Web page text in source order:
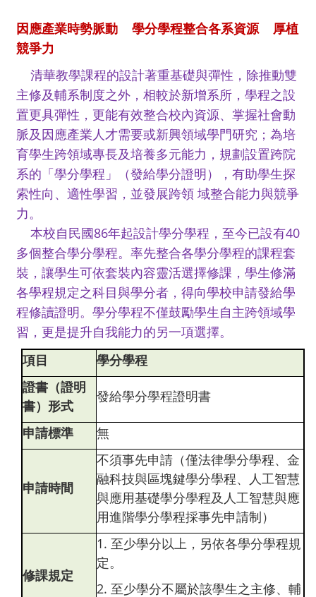
因應產業時勢脈動 學分學程整合各系資源 厚植
競爭力
清華教學課程的設計著重基礎與彈性，除推動雙
主修及輔系制度之外，相較於新增系所，學程之設
置更具彈性，更能有效整合校內資源、掌握社會動
脈及因應產業人才需要或新興領域學門研究；為培
育學生跨領域專長及培養多元能力，規劃設置跨院
系的「學分學程」（發給學分證明），有助學生探
索性向、適性學習，並發展跨領 域整合能力與競爭
力。
本校自民國86年起設計學分學程，至今已設有40
多個整合學分學程。率先整合各學分學程的課程套
裝，讓學生可依套裝內容靈活選擇修課，學生修滿
各學程規定之科目與學分者，得向學校申請發給學
程修讀證明。學分學程不僅鼓勵學生自主跨領域學
習，更是提升自我能力的另一項選擇。
項目
學分學程
證書（證明
書）形式
發給學分學程證明書
申請標準 無
申請時間
不須事先申請 （僅法律學分學程、金
融科技與區塊鍵學分學程、人工智慧
與應用基礎學分學程及人工智慧與應
用進階學分學程採事先申請制）
修課規定
1. 至少學分以上，另依各學分學程規
定。
2. 至少學分不屬於該學生之主修、輔